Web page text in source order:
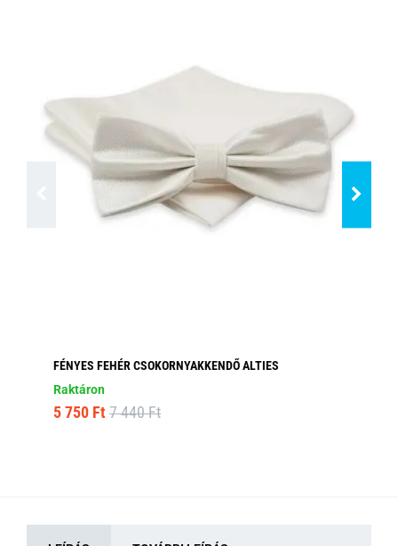
FÉNYES FEHÉR CSOKORNYAKKENDŐ ALTIES
Raktáron
5 750 Ft 7 440 Ft